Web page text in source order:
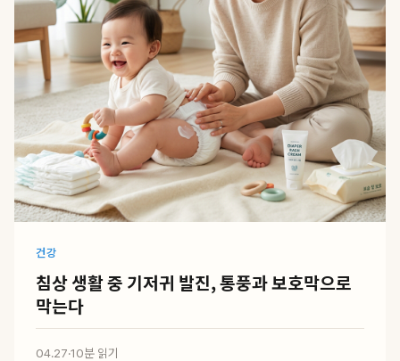
건강
침상 생활 중 기저귀 발진, 통풍과 보호막으로
막는다
04.27·10분 읽기